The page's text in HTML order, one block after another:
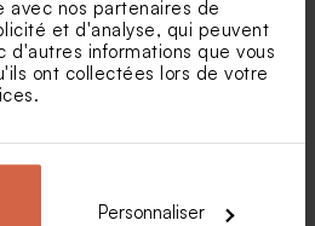
avec nos partenaires de
et d'analyse, qui peuvent
d'autres informations que vous
ont collectées lors de votre
Personnaliser
doré